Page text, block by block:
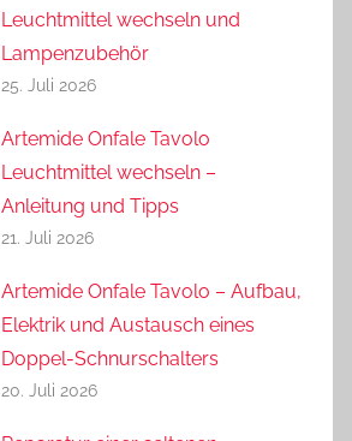
Leuchtmittel wechseln und
Lampenzubehör
25. Juli 2026
Artemide Onfale Tavolo
Leuchtmittel wechseln –
Anleitung und Tipps
21. Juli 2026
Artemide Onfale Tavolo – Aufbau,
Elektrik und Austausch eines
Doppel-Schnurschalters
20. Juli 2026